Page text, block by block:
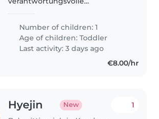
neugierigen, aktiven
Zweijährigen, der uns schon
Freude bereitet. Da wir ihn fö
Number of children: 1
Age of children:Toddler
Last activity: 3 days ago
€8.00/hr
Hyejin New 1